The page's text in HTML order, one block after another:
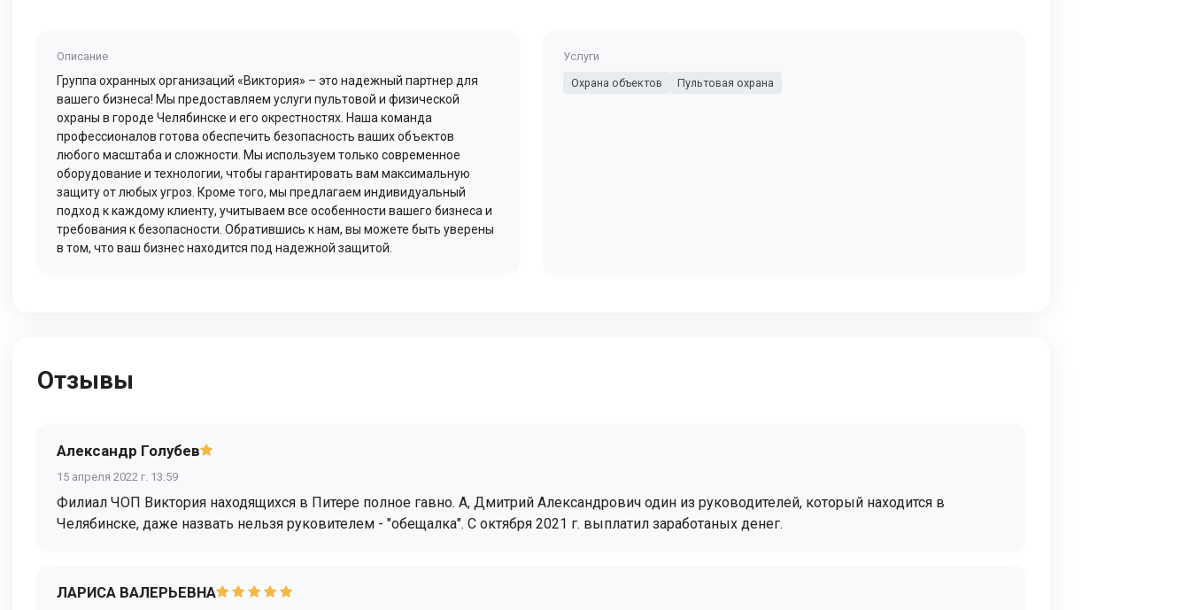
Описание
Группа охранных организаций «Виктория» – это надежный партнер для
вашего бизнеса! Мы предоставляем услуги пультовой и физической
охраны в городе Челябинске и его окрестностях. Наша команда
профессионалов готова обеспечить безопасность ваших объектов
любого масштаба и сложности. Мы используем только современное
оборудование и технологии, чтобы гарантировать вам максимальную
защиту от любых угроз. Кроме того, мы предлагаем индивидуальный
подход к каждому клиенту, учитываем все особенности вашего бизнеса и
требования к безопасности. Обратившись к нам, вы можете быть уверены
в том, что ваш бизнес находится под надежной защитой.
Услуги
Охрана объектов
Пультовая охрана
Отзывы
Александр Голубев
15 апреля 2022 г. 13:59
Филиал ЧОП Виктория находящихся в Питере полное гавно. А, Дмитрий Александрович один из руководителей, который находится в
Челябинске, даже назвать нельзя руковителем - "обещалка". С октября 2021 г. выплатил заработаных денег.
ЛАРИСА ВАЛЕРЬЕВНА